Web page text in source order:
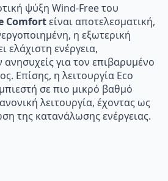
ψύξη Wind-Free του
Comfortείναι αποτελεσματική,
η εξωτερική
ελάχιστη ενέργεια,
για τον επιβαρυμένο
Επίσης, η λειτουργία Eco
σε πιο μικρό βαθμό
λειτουργία, έχοντας ως
της κατανάλωσης ενέργειας.